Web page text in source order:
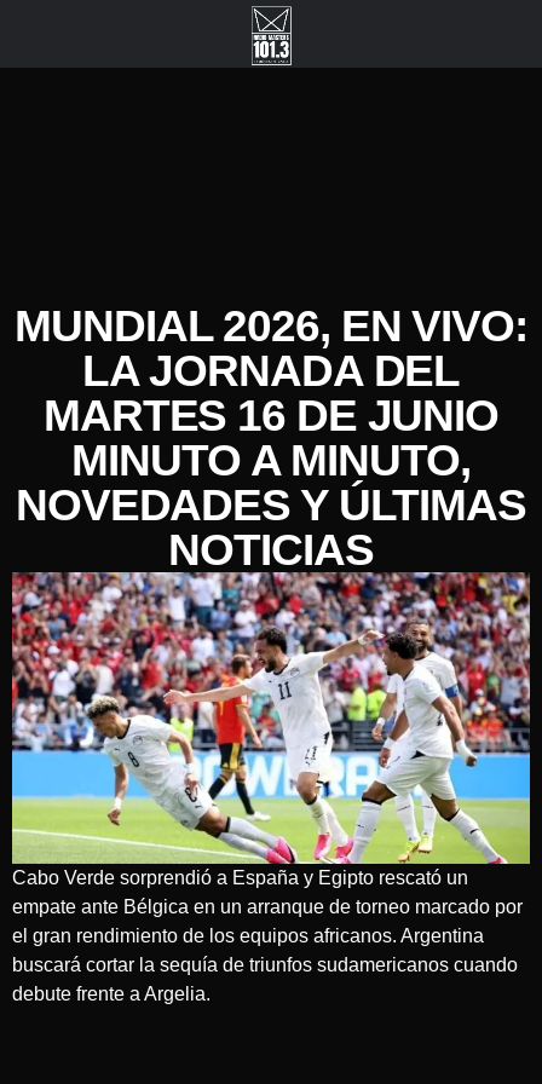
MUNDIAL 2026, EN VIVO:
LA JORNADA DEL
MARTES 16 DE JUNIO
MINUTO A MINUTO,
NOVEDADES Y ÚLTIMAS
NOTICIAS
Cabo Verde sorprendió a España y Egipto rescató un
empate ante Bélgica en un arranque de torneo marcado por
el gran rendimiento de los equipos africanos. Argentina
buscará cortar la sequía de triunfos sudamericanos cuando
debute frente a Argelia.